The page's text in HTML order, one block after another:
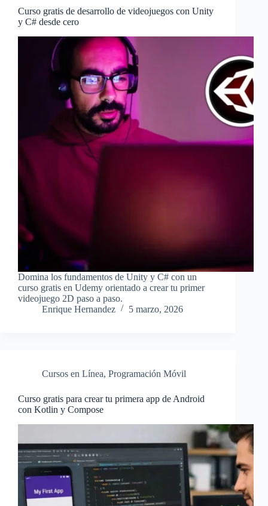
Curso gratis de desarrollo de videojuegos con Unity
y C# desde cero
Domina los fundamentos de Unity y C# con un
curso gratis en Udemy orientado a crear tu primer
videojuego 2D paso a paso.
Enrique Hernandez
5 marzo, 2026
Cursos en Línea, Programación Móvil
Curso gratis para crear tu primera app de Android
con Kotlin y Compose